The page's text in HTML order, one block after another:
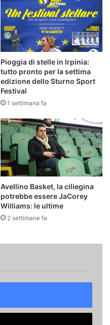
Pioggia di stelle in Irpinia:
tutto pronto per la settima
edizione dello Sturno Sport
Festival
1 settimana fa
Avellino Basket, la ciliegina
potrebbe essere JaCorey
Williams: le ultime
2 settimane fa